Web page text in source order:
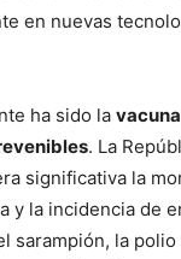
en nuevas
ha sido la
. La
significativa la
y la incidencia de
sarampión, la